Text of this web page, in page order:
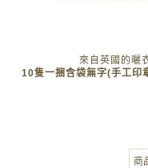
來自英國的曬
10隻一捆含袋無字(手工
商